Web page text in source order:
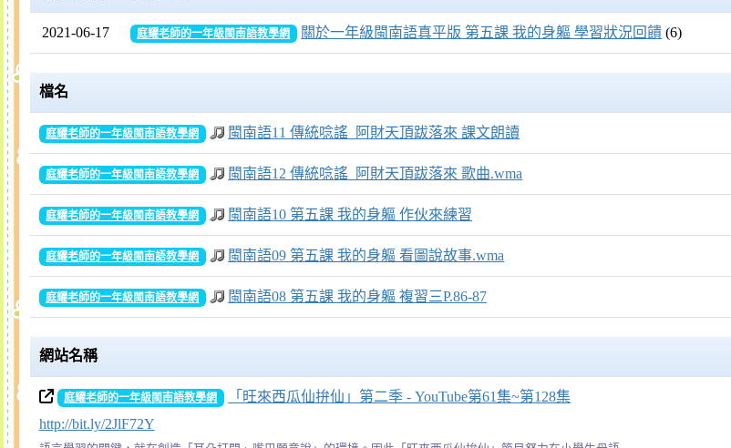
2021-06-17 庭耀老師的一年級閩南語教學網 關於一年級閩南語真平版 第五課 我的身軀 學習狀況回饋 (6)
檔名
庭耀老師的一年級閩南語教學網 閩南語11 傳統唸謠_阿財天頂跋落來 課文朗讀
庭耀老師的一年級閩南語教學網 閩南語12 傳統唸謠_阿財天頂跋落來 歌曲.wma
庭耀老師的一年級閩南語教學網 閩南語10 第五課 我的身軀 作伙來練習
庭耀老師的一年級閩南語教學網 閩南語09 第五課 我的身軀 看圖說故事.wma
庭耀老師的一年級閩南語教學網 閩南語08 第五課 我的身軀 複習三P.86-87
網站名稱
庭耀老師的一年級閩南語教學網
「旺來西瓜仙拚仙」第二季 - YouTube第61集~第128集
http://bit.ly/2JlF72Y